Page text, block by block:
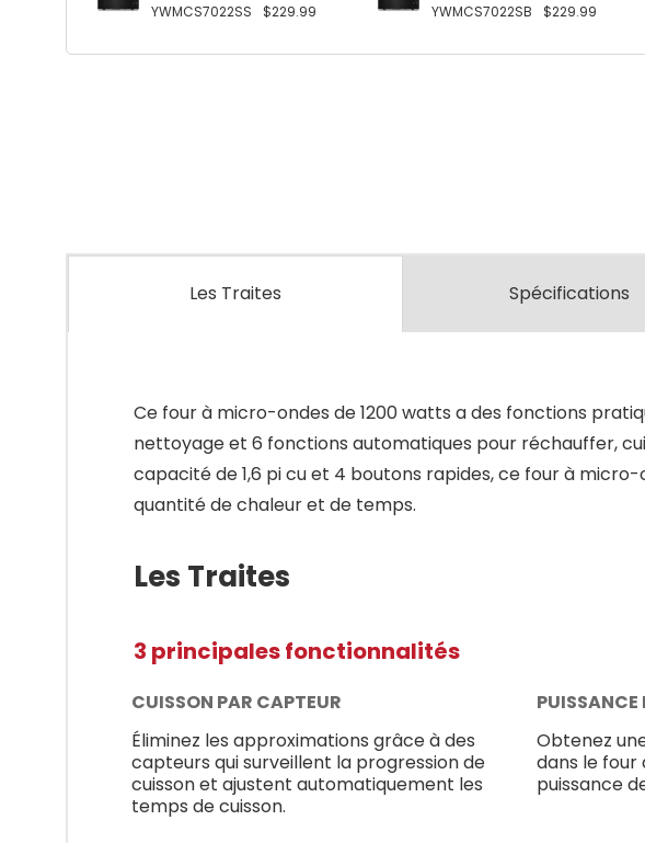
YWMCS7022SS $229.99 YWMCS7022SB $229.99
Les Traites Spécifications
Ce four à micro-ondes de 1200 watts a des fonctions
nettoyage et 6 fonctions automatiques pour réchauffer,
capacité de 1,6 pi cu et 4 boutons rapides, ce four à
quantité de chaleur et de temps.
Les Traites
3 principales fonctionnalités
CUISSON PAR CAPTEUR
Éliminez les approximations grâce à des
capteurs qui surveillent la progression de
cuisson et ajustent automatiquement les
temps de cuisson.
PUISSANCE
Obtenez
dans le
puissance